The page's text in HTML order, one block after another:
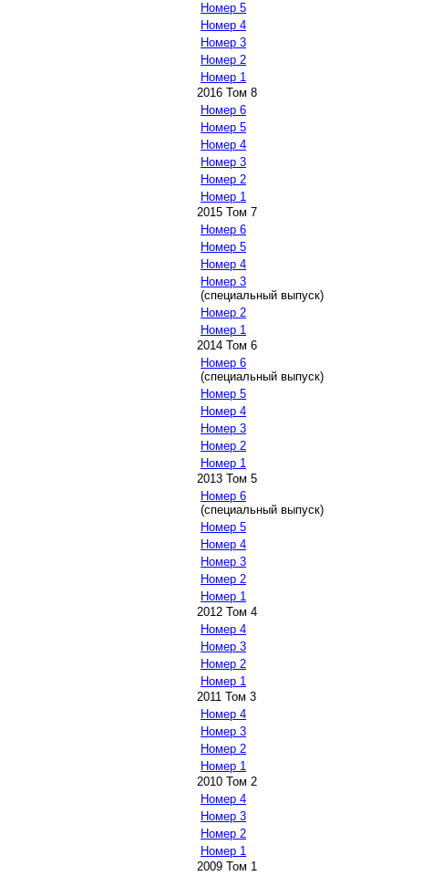
Номер 5
Номер 4
Номер 3
Номер 2
Номер 1
2016 Том 8
Номер 6
Номер 5
Номер 4
Номер 3
Номер 2
Номер 1
2015 Том 7
Номер 6
Номер 5
Номер 4
Номер 3
(специальный выпуск)
Номер 2
Номер 1
2014 Том 6
Номер 6
(специальный выпуск)
Номер 5
Номер 4
Номер 3
Номер 2
Номер 1
2013 Том 5
Номер 6
(специальный выпуск)
Номер 5
Номер 4
Номер 3
Номер 2
Номер 1
2012 Том 4
Номер 4
Номер 3
Номер 2
Номер 1
2011 Том 3
Номер 4
Номер 3
Номер 2
Номер 1
2010 Том 2
Номер 4
Номер 3
Номер 2
Номер 1
2009 Том 1